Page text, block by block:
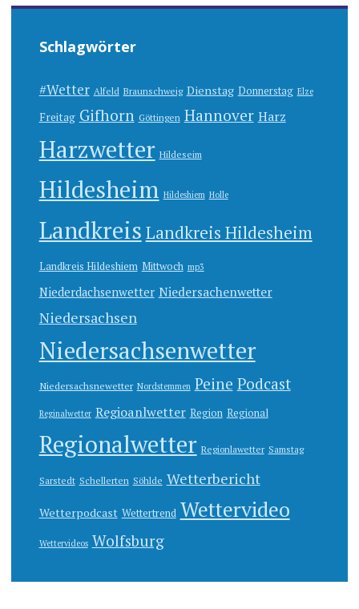
Schlagwörter
#Wetter Alfeld Braunschweig Dienstag Donnerstag Elze
Freitag Gifhorn Göttingen Hannover Harz
Harzwetter Hildeseim
Hildesheim Hildeshiem Holle
Landkreis Landkreis Hildesheim
Landkreis Hildeshiem Mittwoch mp3
Niederdachsenwetter Niedersachenwetter
Niedersachsen
Niedersachsenwetter
Niedersachsnewetter Nordstemmen Peine Podcast
Reginalwetter Regioanlwetter Region Regional
Regionalwetter Regionlawetter Samstag
Sarstedt Schellerten Söhlde Wetterbericht
Wetterpodcast Wettertrend Wettervideo
Wettervideos Wolfsburg